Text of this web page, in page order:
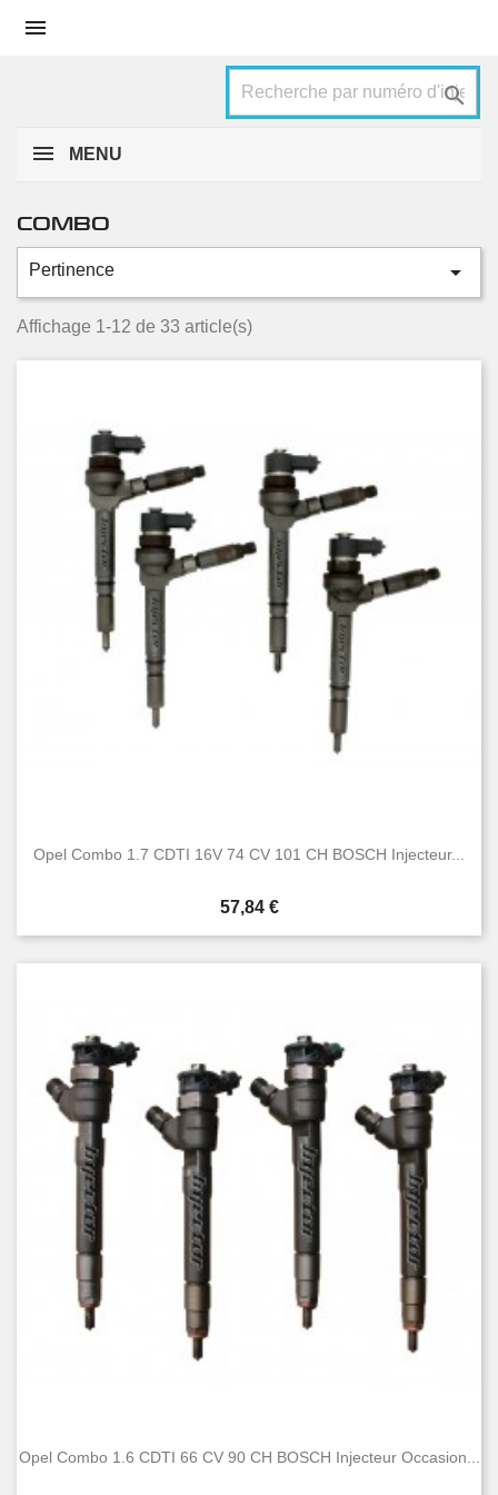


MENU
1.3 CDTI
1.7 DI 16V
1.7 DTI 16V
1
2.0 CDTI
4
Condition
Nouveau 15 Occasion
COMBO
Pertinence 
Affichage 1-12 de 33 article(s)
Opel Combo 1.7 CDTI 16V 74 CV 101 CH BOSCH Injecteur...
Prix
57,84 €
Opel Combo 1.6 CDTI 66 CV 90 CH BOSCH Injecteur Occasion...